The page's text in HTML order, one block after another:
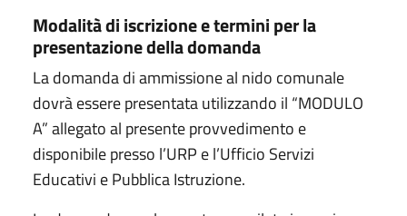
Modalità di iscrizione e termini per la
presentazione della domanda
La domanda di ammissione al nido comunale
dovrà essere presentata utilizzando il “MODULO
A” allegato al presente provvedimento e
disponibile presso l’URP e l’Ufficio Servizi
Educativi e Pubblica Istruzione.